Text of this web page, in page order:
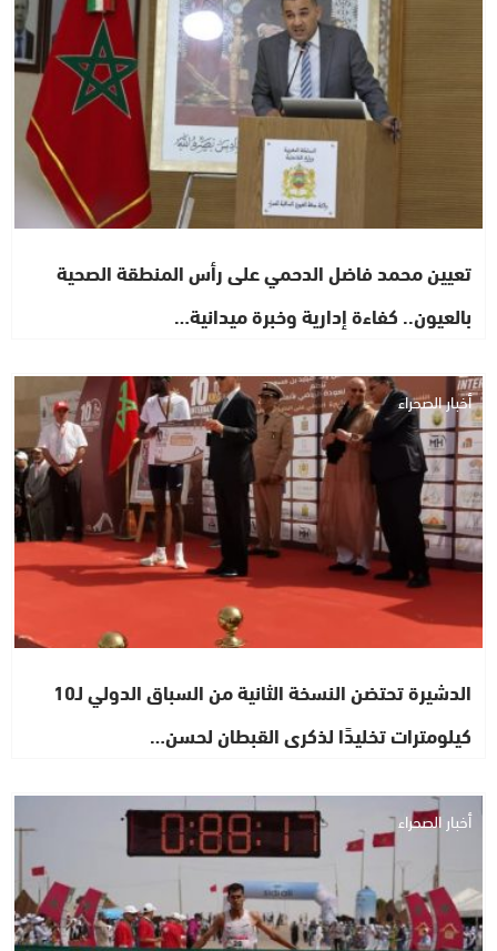
تعيين محمد فاضل الدحمي على رأس المنطقة الصحية
بالعيون.. كفاءة إدارية وخبرة ميدانية…
أخبار الصحراء
الدشيرة تحتضن النسخة الثانية من السباق الدولي لـ10
كيلومترات تخليدًا لذكرى القبطان لحسن…
أخبار الصحراء